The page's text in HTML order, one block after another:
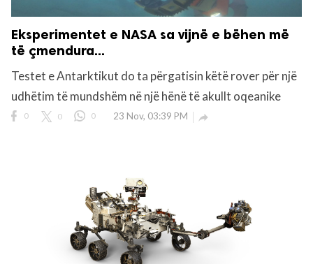
Eksperimentet e NASA sa vijnë e bëhen më
të çmendura...
Testet e Antarktikut do ta përgatisin këtë rover për një
udhëtim të mundshëm në një hënë të akullt oqeanike
0 0 0 23 Nov, 03:39 PM 